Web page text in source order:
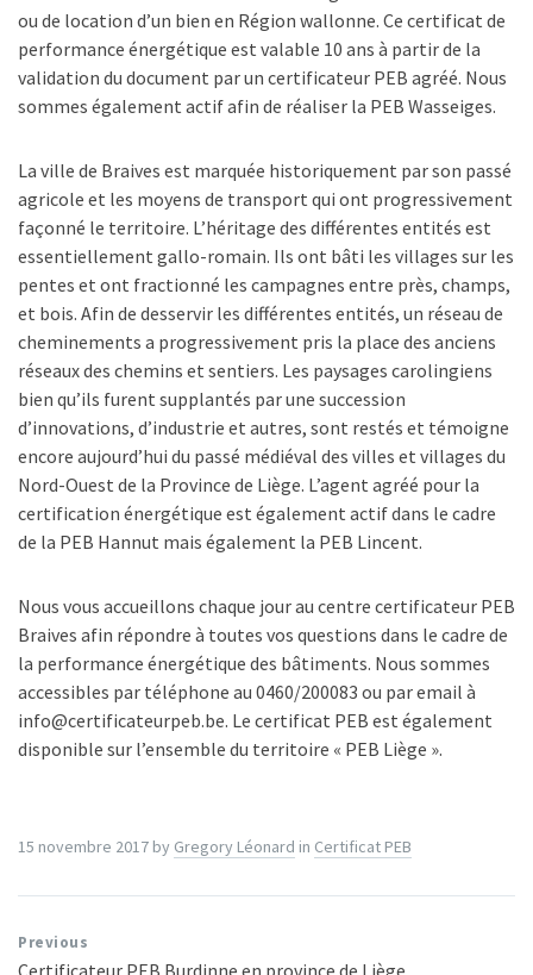
ou de location d’un bien en Région wallonne. Ce certificat de
performance énergétique est valable 10 ans à partir de la
validation du document par un certificateur PEB agréé. Nous
sommes également actif afin de réaliser la PEB Wasseiges.
La ville de Braives est marquée historiquement par son passé
agricole et les moyens de transport qui ont progressivement
façonné le territoire. L’héritage des différentes entités est
essentiellement gallo-romain. Ils ont bâti les villages sur les
pentes et ont fractionné les campagnes entre près, champs,
et bois. Afin de desservir les différentes entités, un réseau de
cheminements a progressivement pris la place des anciens
réseaux des chemins et sentiers. Les paysages carolingiens
bien qu’ils furent supplantés par une succession
d’innovations, d’industrie et autres, sont restés et témoigne
encore aujourd’hui du passé médiéval des villes et villages du
Nord-Ouest de la Province de Liège. L’agent agréé pour la
certification énergétique est également actif dans le cadre
de la PEB Hannut mais également la PEB Lincent.
Nous vous accueillons chaque jour au centre certificateur PEB
Braives afin répondre à toutes vos questions dans le cadre de
la performance énergétique des bâtiments. Nous sommes
accessibles par téléphone au 0460/200083 ou par email à
info@certificateurpeb.be. Le certificat PEB est également
disponible sur l’ensemble du territoire « PEB Liège ».
15 novembre 2017 by Gregory Léonard in Certificat PEB
Previous